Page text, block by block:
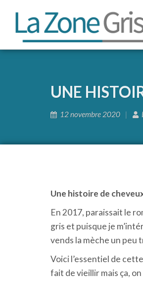
UNE
12 novembre 2020
Une histoire de
En 2017, paraissait le
gris et puisque je
vends la mèche un peu
Voici l’essentiel de
fait de vieillir mais ça,